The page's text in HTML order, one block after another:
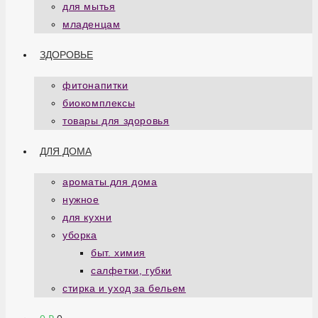
для мытья
младенцам
ЗДОРОВЬЕ
фитонапитки
биокомплексы
товары для здоровья
ДЛЯ ДОМА
ароматы для дома
нужное
для кухни
уборка
быт. химия
салфетки, губки
стирка и уход за бельем